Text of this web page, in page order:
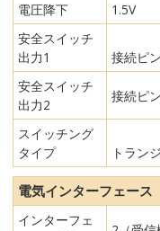
電圧降下
1.5V
安全スイッチ
出力1
接続ピ
安全スイッチ
出力2
接続ピ
スイッチング
タイプ
トラン
電気インターフェース
インターフェ